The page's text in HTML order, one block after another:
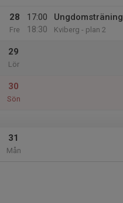
28
Fre
17:00
18:30
Ungdomsträning
Kviberg - plan 2
29
Lör
30
Sön
31
Mån